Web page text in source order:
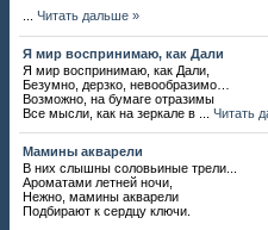
Читать дальше »
Я мир воспринимаю, как Дали
Я мир воспринимаю, как Дали,
Безумно, дерзко, невообразимо…
Возможно, на бумаге отразимы
Все мысли, как на зеркале в
Читать
Мамины акварели
В них слышны соловьиные трели...
Ароматами летней ночи,
Нежно, мамины акварели
Подбирают к сердцу ключи.